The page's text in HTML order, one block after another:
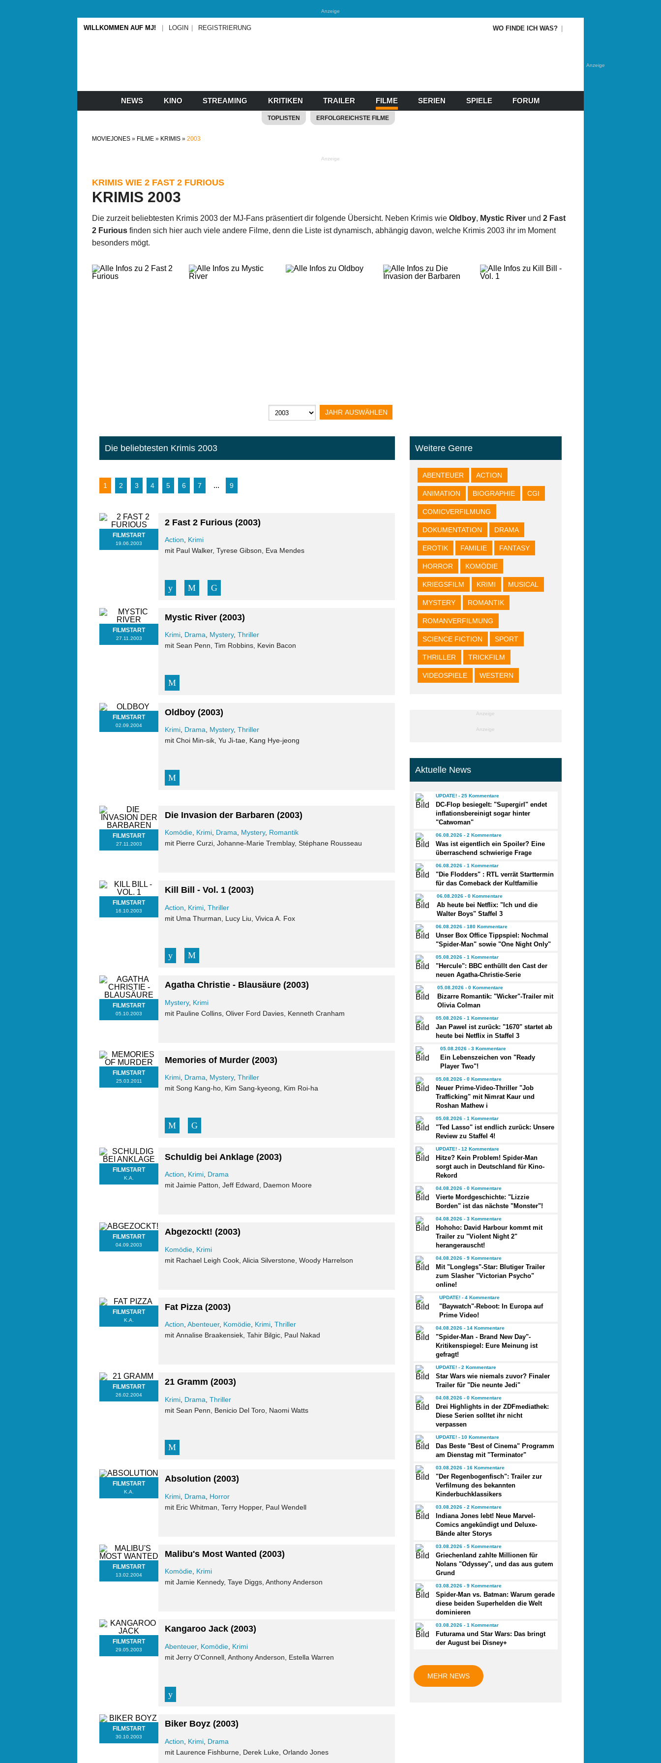
Anzeige
Anzeige
WILLKOMMEN AUF MJ! LOGIN REGISTRIERUNG WO FINDE ICH WAS?
NEWS KINO STREAMING KRITIKEN TRAILER FILME SERIEN SPIELE FORUM
TOPLISTEN ERFOLGREICHSTE FILME
MOVIEJONES FILME KRIMIS 2003
Anzeige
KRIMIS WIE 2 FAST 2 FURIOUS
KRIMIS 2003
Die zurzeit beliebtesten Krimis 2003 der MJ-Fans präsentiert dir folgende Übersicht. Neben Krimis wie Oldboy, Mystic River und 2 Fast
2 Furious finden sich hier auch viele andere Filme, denn die Liste ist dynamisch, abhängig davon, welche Krimis 2003 ihr im Moment
besonders mögt.
Die beliebtesten Krimis 2003
1 2 3 4 5 6 7 ... 9
FILMSTART
19.06.2003
2 Fast 2 Furious (2003)
Action
Krimi
mit Paul Walker, Tyrese Gibson, Eva Mendes
FILMSTART
27.11.2003
Mystic River (2003)
Krimi Drama Mystery,Thriller
mit Sean Penn, Tim Robbins, Kevin Bacon
FILMSTART
02.09.2004
Oldboy (2003)
Krimi Drama Mystery,Thriller
mit Choi Min-sik, Yu Ji-tae, Kang Hye-jeong
FILMSTART
27.11.2003
Die Invasion der Barbaren (2003)
Komödie Krimi Drama Mystery, Romantik
mit Pierre Curzi, Johanne-Marie Tremblay, Stéphane Rousseau
FILMSTART
16.10.2003
Kill Bill - Vol. 1 (2003)
Action Krimi ,Thriller
mit Uma Thurman, Lucy Liu, Vivica A. Fox
FILMSTART
05.10.2003
Agatha Christie - Blausäure (2003)
Mystery, Krimi
mit Pauline Collins, Oliver Ford Davies, Kenneth Cranham
FILMSTART
25.03.2011
Memories of Murder (2003)
Krimi Drama Mystery,Thriller
mit Song Kang-ho, Kim Sang-kyeong, Kim Roi-ha
FILMSTART
K.A.
Schuldig bei Anklage (2003)
Action Krimi Drama
mit Jaimie Patton, Jeff Edward, Daemon Moore
FILMSTART
04.09.2003
Abgezockt! (2003)
Komödie Krimi
mit Rachael Leigh Cook, Alicia Silverstone, Woody Harrelson
FILMSTART
K.A.
Fat Pizza (2003)
Action ,Abenteuer, Komödie Krimi ,Thriller
mit Annalise Braakensiek, Tahir Bilgic, Paul Nakad
FILMSTART
26.02.2004
21 Gramm (2003)
Krimi Drama ,Thriller
mit Sean Penn, Benicio Del Toro, Naomi Watts
FILMSTART
K.A.
Absolution (2003)
Krimi Drama
Horror
mit Eric Whitman, Terry Hopper, Paul Wendell
FILMSTART
13.02.2004
Malibu's Most Wanted (2003)
Komödie Krimi
mit Jamie Kennedy, Taye Diggs, Anthony Anderson
FILMSTART
29.05.2003
Kangaroo Jack (2003)
Abenteuer, Komödie Krimi
mit Jerry O'Connell, Anthony Anderson, Estella Warren
FILMSTART
30.10.2003
Biker Boyz (2003)
Action Krimi Drama
mit Laurence Fishburne, Derek Luke, Orlando Jones
Weitere Genre
ABENTEUER ACTION
ANIMATION BIOGRAPHIE CGI
COMICVERFILMUNG
DOKUMENTATION DRAMA
EROTIK FAMILIE FANTASY
HORROR KOMÖDIE
KRIEGSFILM KRIMI MUSICAL
MYSTERY ROMANTIK
ROMANVERFILMUNG
SCIENCE FICTION SPORT
THRILLER TRICKFILM
VIDEOSPIELE WESTERN
Anzeige
Anzeige
Aktuelle News
UPDATE! - 25 Kommentare
DC-Flop besiegelt: "Supergirl" endet
inflationsbereinigt sogar hinter
"Catwoman"
06.08.2026 - 2 Kommentare
Was ist eigentlich ein Spoiler? Eine
überraschend schwierige Frage
06.08.2026 - 1 Kommentar
"Die Flodders" : RTL verrät Starttermin
für das Comeback der Kultfamilie
06.08.2026 - 0 Kommentare
Ab heute bei Netflix: "Ich und die
Walter Boys" Staffel 3
06.08.2026 - 180 Kommentare
Unser Box Office Tippspiel: Nochmal
"Spider-Man" sowie "One Night Only"
05.08.2026 - 1 Kommentar
"Hercule": BBC enthüllt den Cast der
neuen Agatha-Christie-Serie
05.08.2026 - 0 Kommentare
Bizarre Romantik: "Wicker"-Trailer mit
Olivia Colman
05.08.2026 - 1 Kommentar
Jan Pawel ist zurück: "1670" startet ab
heute bei Netflix in Staffel 3
05.08.2026 - 3 Kommentare
Ein Lebenszeichen von "Ready
Player Two"!
05.08.2026 - 0 Kommentare
Neuer Prime-Video-Thriller "Job
Trafficking" mit Nimrat Kaur und
Roshan Mathew i
05.08.2026 - 1 Kommentar
"Ted Lasso" ist endlich zurück: Unsere
Review zu Staffel 4!
UPDATE! - 12 Kommentare
Hitze? Kein Problem! Spider-Man
sorgt auch in Deutschland für Kino-
Rekord
04.08.2026 - 0 Kommentare
Vierte Mordgeschichte: "Lizzie
Borden" ist das nächste "Monster"!
04.08.2026 - 3 Kommentare
Hohoho: David Harbour kommt mit
Trailer zu "Violent Night 2"
herangerauscht!
04.08.2026 - 9 Kommentare
Mit "Longlegs"-Star: Blutiger Trailer
zum Slasher "Victorian Psycho"
online!
UPDATE! - 4 Kommentare
"Baywatch"-Reboot: In Europa auf
Prime Video!
04.08.2026 - 14 Kommentare
"Spider-Man - Brand New Day"-
Kritikenspiegel: Eure Meinung ist
gefragt!
UPDATE! - 2 Kommentare
Star Wars wie niemals zuvor? Finaler
Trailer für "Die neunte Jedi"
04.08.2026 - 0 Kommentare
Drei Highlights in der ZDFmediathek:
Diese Serien solltet ihr nicht
verpassen
UPDATE! - 10 Kommentare
Das Beste "Best of Cinema" Programm
am Dienstag mit "Terminator"
03.08.2026 - 16 Kommentare
"Der Regenbogenfisch": Trailer zur
Verfilmung des bekannten
Kinderbuchklassikers
03.08.2026 - 2 Kommentare
Indiana Jones lebt! Neue Marvel-
Comics angekündigt und Deluxe-
Bände alter Storys
03.08.2026 - 5 Kommentare
Griechenland zahlte Millionen für
Nolans "Odyssey", und das aus gutem
Grund
03.08.2026 - 9 Kommentare
Spider-Man vs. Batman: Warum gerade
diese beiden Superhelden die Welt
dominieren
03.08.2026 - 1 Kommentar
Futurama und Star Wars: Das bringt
der August bei Disney+
MEHR NEWS